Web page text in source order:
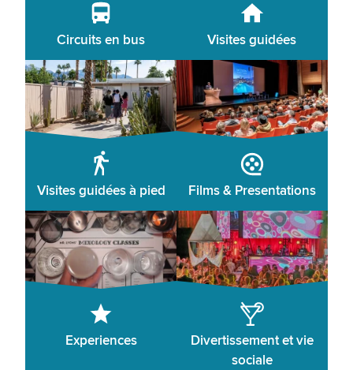
Circuits en bus Visites guidées
Visites guidées à pied Films & Presentations
Experiences
Divertissement et vie
sociale